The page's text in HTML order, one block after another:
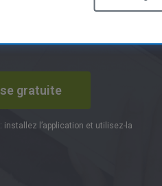
gratuite
l’application et utilisez-la